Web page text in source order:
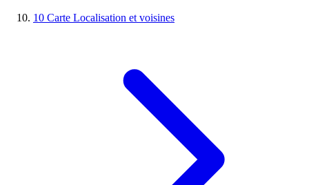
10 Carte Localisation et voisines